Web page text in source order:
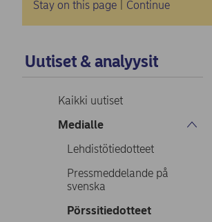
Stay on this page Continue
Uutiset & analyysit
Kaikki uutiset
Medialle
Lehdistötiedotteet
Pressmeddelande på
svenska
Pörssitiedotteet